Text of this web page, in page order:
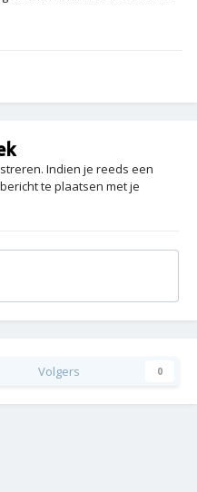
Indien je reeds een
te plaatsen met je
Volgers 0